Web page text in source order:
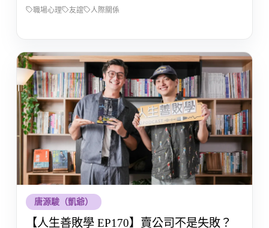
職場心理 友誼 人際關係
唐源駿（凱爺）
【人生善敗學 EP170】賣公司不是失敗？